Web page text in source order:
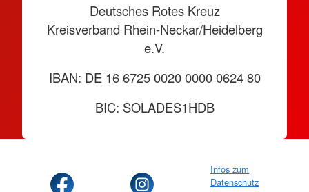
Deutsches Rotes Kreuz
Kreisverband Rhein-Neckar/Heidelberg
e.V.
IBAN: DE 16 6725 0020 0000 0624 80
BIC: SOLADES1HDB
Infos zum
Datenschutz